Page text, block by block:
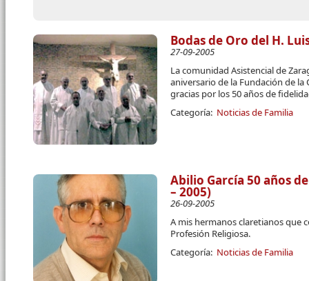
Bodas de Oro del H.
27-09-2005
La comunidad Asistencial de
aniversario de la Fundación de
gracias por los 50 años de
Categoría: Noticias de Familia
Abilio García 50 años
– 2005)
26-09-2005
A mis hermanos claretianos que
Profesión Religiosa.
Categoría: Noticias de Familia